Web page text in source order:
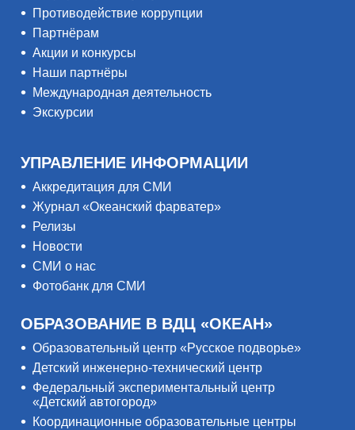
Противодействие коррупции
Партнёрам
Акции и конкурсы
Наши партнёры
Международная деятельность
Экскурсии
УПРАВЛЕНИЕ ИНФОРМАЦИИ
Аккредитация для СМИ
Журнал «Океанский фарватер»
Релизы
Новости
СМИ о нас
Фотобанк для СМИ
ОБРАЗОВАНИЕ В ВДЦ «ОКЕАН»
Образовательный центр «Русское подворье»
Детский инженерно-технический центр
Федеральный экспериментальный центр
«Детский автогород»
Координационные образовательные центры